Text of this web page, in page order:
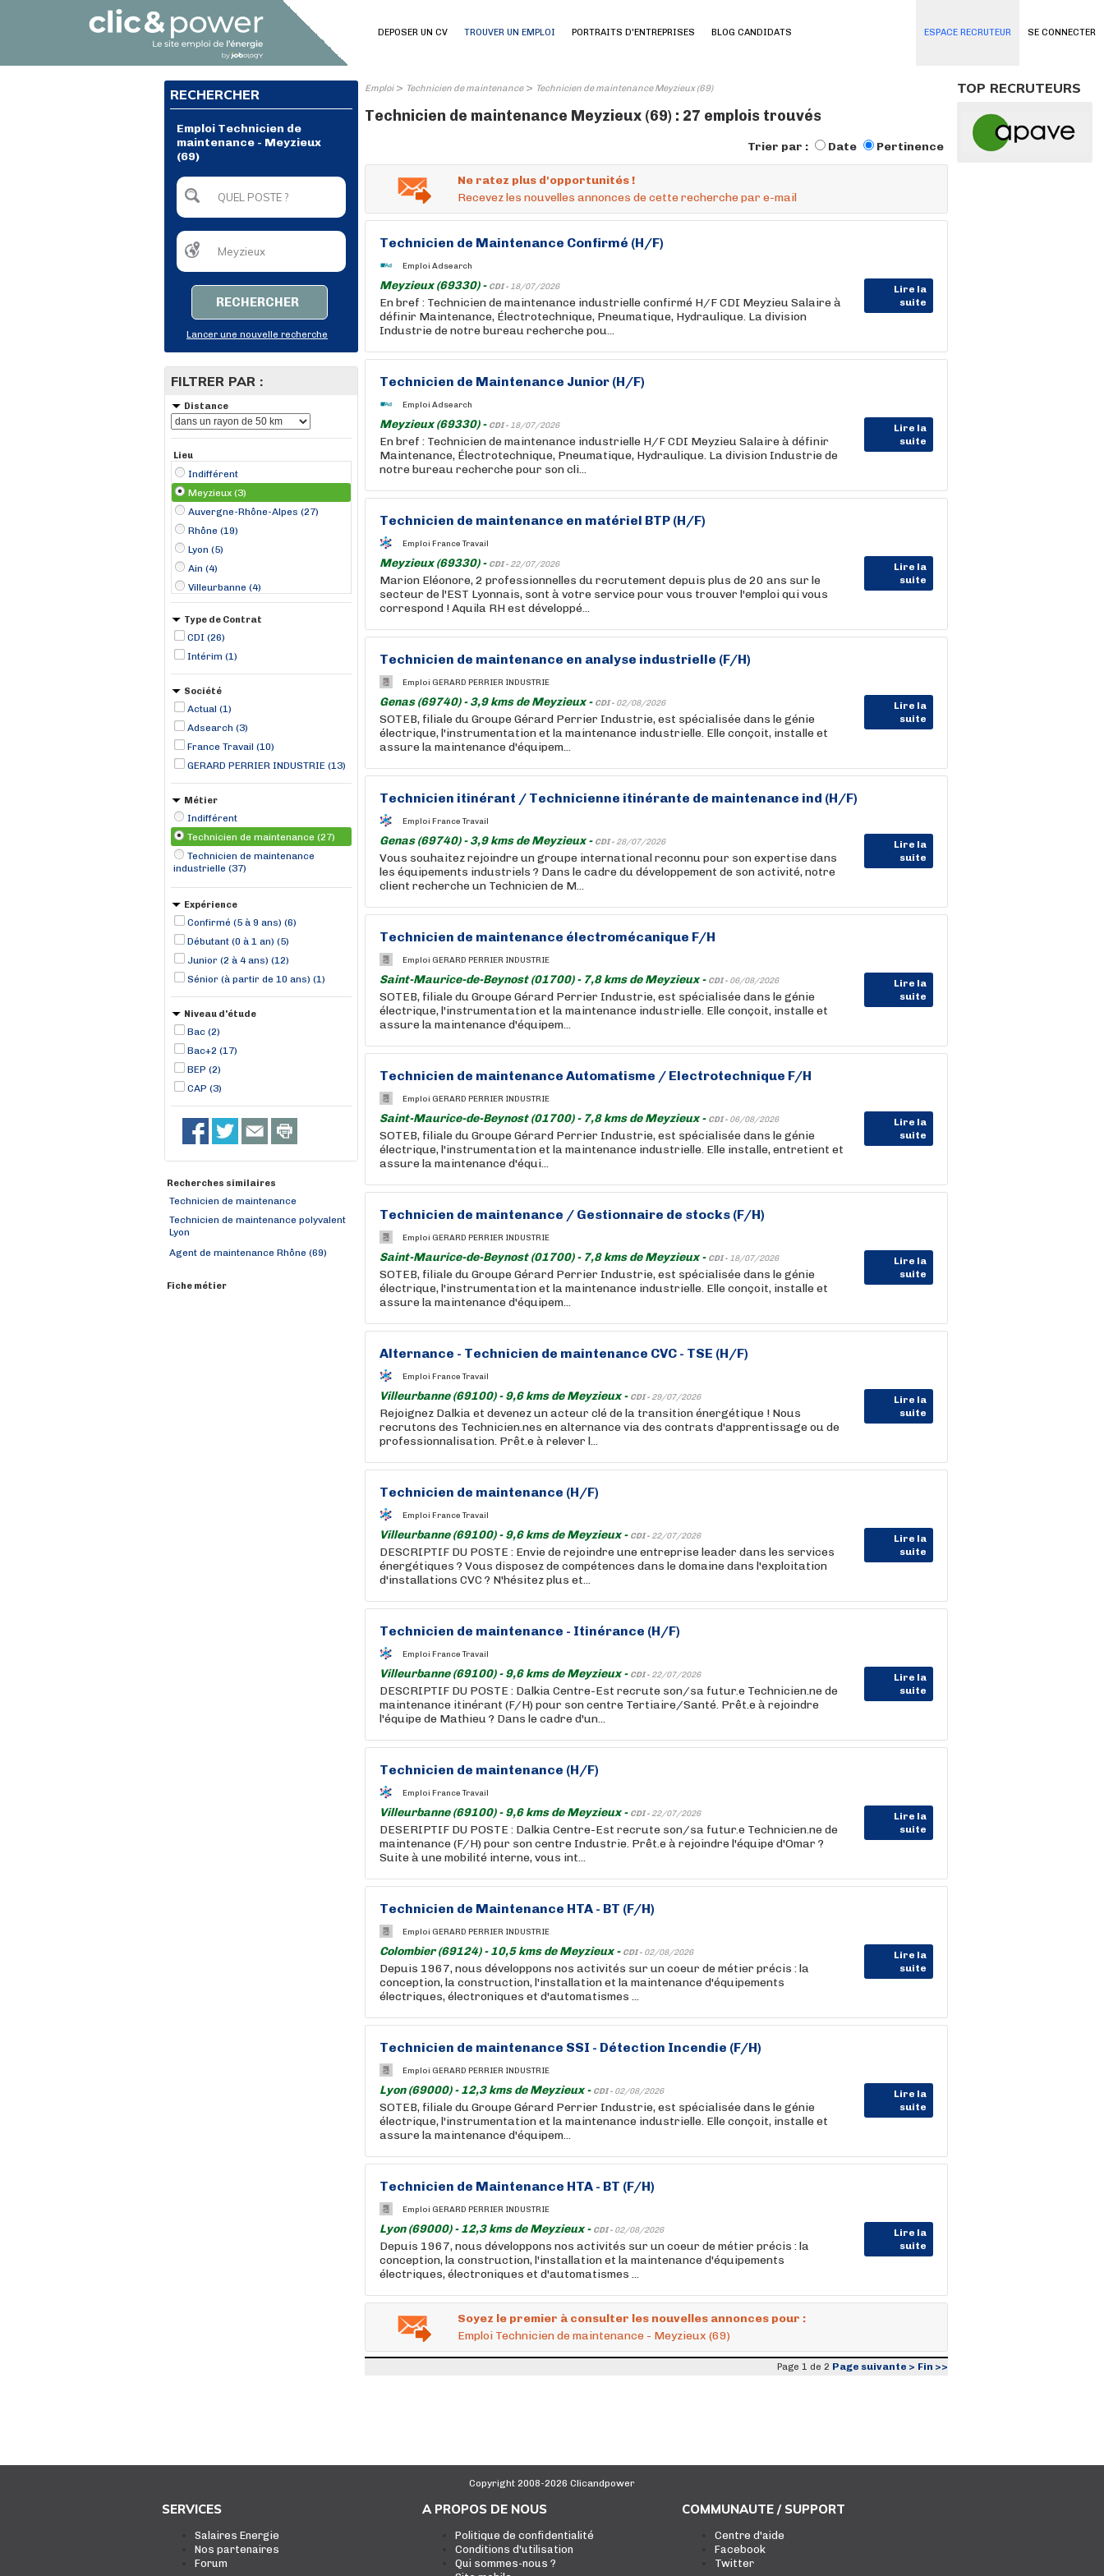
SE CONNECTER
DEPOSER UN CV TROUVER UN EMPLOI PORTRAITS D'ENTREPRISES BLOG CANDIDATS ESPACE RECRUTEUR
RECHERCHER
Emploi Technicien de
maintenance - Meyzieux
(69)
RECHERCHER
Lancer une nouvelle recherche
FILTRER PAR :
Distance
Lieu
Indifférent
Meyzieux (3)
Auvergne-Rhône-Alpes (27)
Rhône (19)
Lyon (5)
Ain (4)
Villeurbanne (4)
Saint-Maurice-de-Beynost (3)
Genas (2)
Le Péage-de-Roussillon (2)
Colombier (1)
Type de Contrat
CDI (26)
Intérim (1)
Société
Actual (1)
Adsearch (3)
France Travail (10)
GERARD PERRIER INDUSTRIE (13)
Métier
Indifférent
Technicien de maintenance (27)
Technicien de maintenance
industrielle (37)
Expérience
Confirmé (5 à 9 ans) (6)
Débutant (0 à 1 an) (5)
Junior (2 à 4 ans) (12)
Sénior (à partir de 10 ans) (1)
Niveau d'étude
Bac (2)
Bac+2 (17)
BEP (2)
CAP (3)
Recherches similaires
Technicien de maintenance
Technicien de maintenance polyvalent
Lyon
Agent de maintenance Rhône (69)
Fiche métier
Emploi> Technicien de maintenance> Technicien de maintenance Meyzieux (69)
Technicien de maintenance Meyzieux (69) : 27 emplois trouvés
Trier par : Date Pertinence
Ne ratez plus d'opportunités !
Recevez les nouvelles annonces de cette recherche par e-mail
Technicien de Maintenance Confirmé (H/F)
Emploi Adsearch
Meyzieux (69330) - CDI - 18/07/2026
Lire la
suite
En bref : Technicien de maintenance industrielle confirmé H/F CDI Meyzieu Salaire à
définir Maintenance, Électrotechnique, Pneumatique, Hydraulique. La division
Industrie de notre bureau recherche pou...
Technicien de Maintenance Junior (H/F)
Emploi Adsearch
Meyzieux (69330) - CDI - 18/07/2026
Lire la
suite
En bref : Technicien de maintenance industrielle H/F CDI Meyzieu Salaire à définir
Maintenance, Électrotechnique, Pneumatique, Hydraulique. La division Industrie de
notre bureau recherche pour son cli...
Technicien de maintenance en matériel BTP (H/F)
Emploi France Travail
Meyzieux (69330) - CDI - 22/07/2026
Lire la
suite
Marion Eléonore, 2 professionnelles du recrutement depuis plus de 20 ans sur le
secteur de l'EST Lyonnais, sont à votre service pour vous trouver l'emploi qui vous
correspond ! Aquila RH est développé...
Technicien de maintenance en analyse industrielle (F/H)
Emploi GERARD PERRIER INDUSTRIE
Genas (69740) - 3,9 kms de Meyzieux - CDI - 02/08/2026
Lire la
suite
SOTEB, filiale du Groupe Gérard Perrier Industrie, est spécialisée dans le génie
électrique, l'instrumentation et la maintenance industrielle. Elle conçoit, installe et
assure la maintenance d'équipem...
Technicien itinérant / Technicienne itinérante de maintenance ind (H/F)
Emploi France Travail
Genas (69740) - 3,9 kms de Meyzieux - CDI - 28/07/2026
Lire la
suite
Vous souhaitez rejoindre un groupe international reconnu pour son expertise dans
les équipements industriels ? Dans le cadre du développement de son activité, notre
client recherche un Technicien de M...
Technicien de maintenance électromécanique F/H
Emploi GERARD PERRIER INDUSTRIE
Saint-Maurice-de-Beynost (01700) - 7,8 kms de Meyzieux - CDI - 06/08/2026
Lire la
suite
SOTEB, filiale du Groupe Gérard Perrier Industrie, est spécialisée dans le génie
électrique, l'instrumentation et la maintenance industrielle. Elle conçoit, installe et
assure la maintenance d'équipem...
Technicien de maintenance Automatisme / Electrotechnique F/H
Emploi GERARD PERRIER INDUSTRIE
Saint-Maurice-de-Beynost (01700) - 7,8 kms de Meyzieux - CDI - 06/08/2026
Lire la
suite
SOTEB, filiale du Groupe Gérard Perrier Industrie, est spécialisée dans le génie
électrique, l'instrumentation et la maintenance industrielle. Elle installe, entretient et
assure la maintenance d'équi...
Technicien de maintenance / Gestionnaire de stocks (F/H)
Emploi GERARD PERRIER INDUSTRIE
Saint-Maurice-de-Beynost (01700) - 7,8 kms de Meyzieux - CDI - 18/07/2026
Lire la
suite
SOTEB, filiale du Groupe Gérard Perrier Industrie, est spécialisée dans le génie
électrique, l'instrumentation et la maintenance industrielle. Elle conçoit, installe et
assure la maintenance d'équipem...
Alternance - Technicien de maintenance CVC - TSE (H/F)
Emploi France Travail
Villeurbanne (69100) - 9,6 kms de Meyzieux - CDI - 29/07/2026
Lire la
suite
Rejoignez Dalkia et devenez un acteur clé de la transition énergétique ! Nous
recrutons des Technicien.nes en alternance via des contrats d'apprentissage ou de
professionnalisation. Prêt.e à relever l...
Technicien de maintenance (H/F)
Emploi France Travail
Villeurbanne (69100) - 9,6 kms de Meyzieux - CDI - 22/07/2026
Lire la
suite
DESCRIPTIF DU POSTE : Envie de rejoindre une entreprise leader dans les services
énergétiques ? Vous disposez de compétences dans le domaine dans l'exploitation
d'installations CVC ? N'hésitez plus et...
Technicien de maintenance - Itinérance (H/F)
Emploi France Travail
Villeurbanne (69100) - 9,6 kms de Meyzieux - CDI - 22/07/2026
Lire la
suite
DESCRIPTIF DU POSTE : Dalkia Centre-Est recrute son/sa futur.e Technicien.ne de
maintenance itinérant (F/H) pour son centre Tertiaire/Santé. Prêt.e à rejoindre
l'équipe de Mathieu ? Dans le cadre d'un...
Technicien de maintenance (H/F)
Emploi France Travail
Villeurbanne (69100) - 9,6 kms de Meyzieux - CDI - 22/07/2026
Lire la
suite
DESERIPTIF DU POSTE : Dalkia Centre-Est recrute son/sa futur.e Technicien.ne de
maintenance (F/H) pour son centre Industrie. Prêt.e à rejoindre l'équipe d'Omar ?
Suite à une mobilité interne, vous int...
Technicien de Maintenance HTA - BT (F/H)
Emploi GERARD PERRIER INDUSTRIE
Colombier (69124) - 10,5 kms de Meyzieux - CDI - 02/08/2026
Lire la
suite
Depuis 1967, nous développons nos activités sur un coeur de métier précis : la
conception, la construction, l'installation et la maintenance d'équipements
électriques, électroniques et d'automatismes ...
Technicien de maintenance SSI - Détection Incendie (F/H)
Emploi GERARD PERRIER INDUSTRIE
Lyon (69000) - 12,3 kms de Meyzieux - CDI - 02/08/2026
Lire la
suite
SOTEB, filiale du Groupe Gérard Perrier Industrie, est spécialisée dans le génie
électrique, l'instrumentation et la maintenance industrielle. Elle conçoit, installe et
assure la maintenance d'équipem...
Technicien de Maintenance HTA - BT (F/H)
Emploi GERARD PERRIER INDUSTRIE
Lyon (69000) - 12,3 kms de Meyzieux - CDI - 02/08/2026
Lire la
suite
Depuis 1967, nous développons nos activités sur un coeur de métier précis : la
conception, la construction, l'installation et la maintenance d'équipements
électriques, électroniques et d'automatismes ...
Soyez le premier à consulter les nouvelles annonces pour :
Emploi Technicien de maintenance - Meyzieux (69)
Page 1 de 2 Page suivante > Fin >>
TOP RECRUTEURS
Copyright 2008-2026 Clicandpower
SERVICES
Salaires Energie
Nos partenaires
Forum
A PROPOS DE NOUS
Politique de confidentialité
Conditions d'utilisation
Qui sommes-nous ?
COMMUNAUTE / SUPPORT
Centre d'aide
Facebook
Twitter